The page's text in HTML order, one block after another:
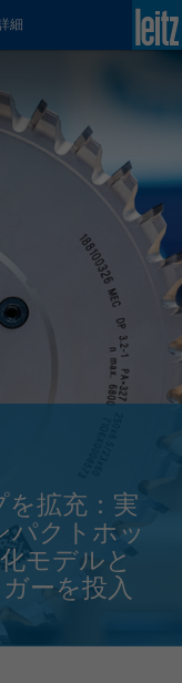
細
拡充：実
パクトホッ
モデルと
ーを投入